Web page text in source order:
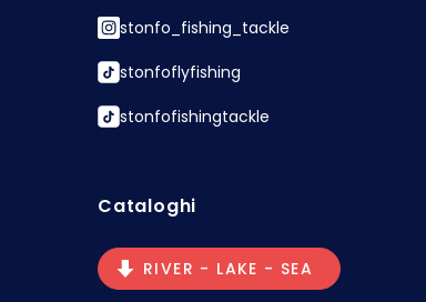
stonfo_fishing_tackle
stonfoflyfishing
stonfofishingtackle
Cataloghi
RIVER - LAKE - SEA